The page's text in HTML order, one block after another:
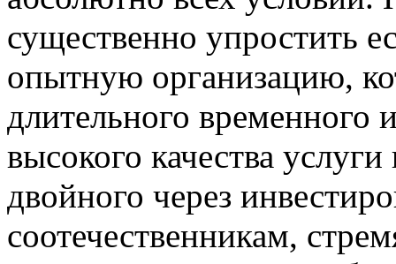
существенно упростить
опытную организацию,
длительного временного
высокого качества
двойного через
соотечественникам,